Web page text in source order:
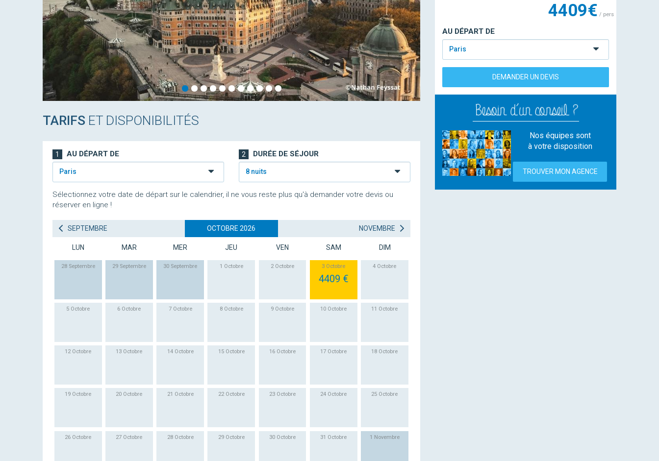
4409€ / pers
AU DÉPART DE
Paris
DEMANDER UN DEVIS
Nos équipes sont
à votre disposition
TROUVER MON AGENCE
TARIFS ET DISPONIBILITÉS
1 AU DÉPART DE
Paris
2 DURÉE DE SÉJOUR
8 nuits
Sélectionnez votre date de départ sur le calendrier, il ne vous reste plus qu'à demander votre devis ou
réserver en ligne !
SEPTEMBRE OCTOBRE 2026 NOVEMBRE
LUN MAR MER JEU VEN SAM DIM
28 Septembre 29 Septembre 30 Septembre 1 Octobre 2 Octobre 3 Octobre
4409 €
4 Octobre
5 Octobre 6 Octobre 7 Octobre 8 Octobre 9 Octobre 10 Octobre 11 Octobre
12 Octobre 13 Octobre 14 Octobre 15 Octobre 16 Octobre 17 Octobre 18 Octobre
19 Octobre 20 Octobre 21 Octobre 22 Octobre 23 Octobre 24 Octobre 25 Octobre
26 Octobre 27 Octobre 28 Octobre 29 Octobre 30 Octobre 31 Octobre 1 Novembre